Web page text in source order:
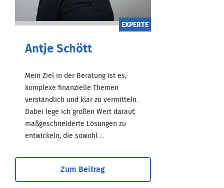
EXPERTE
Antje Schött
Mein Ziel in der Beratung ist es,
komplexe finanzielle Themen
verständlich und klar zu vermitteln.
Dabei lege ich großen Wert darauf,
maßgeschneiderte Lösungen zu
entwickeln, die sowohl ...
Zum Beitrag